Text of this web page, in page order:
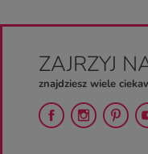
ZAJRZYJ
znajdziesz wiele